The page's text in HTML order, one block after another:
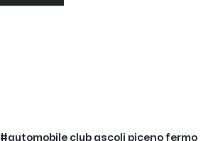
#automobile club ascoli piceno fermo